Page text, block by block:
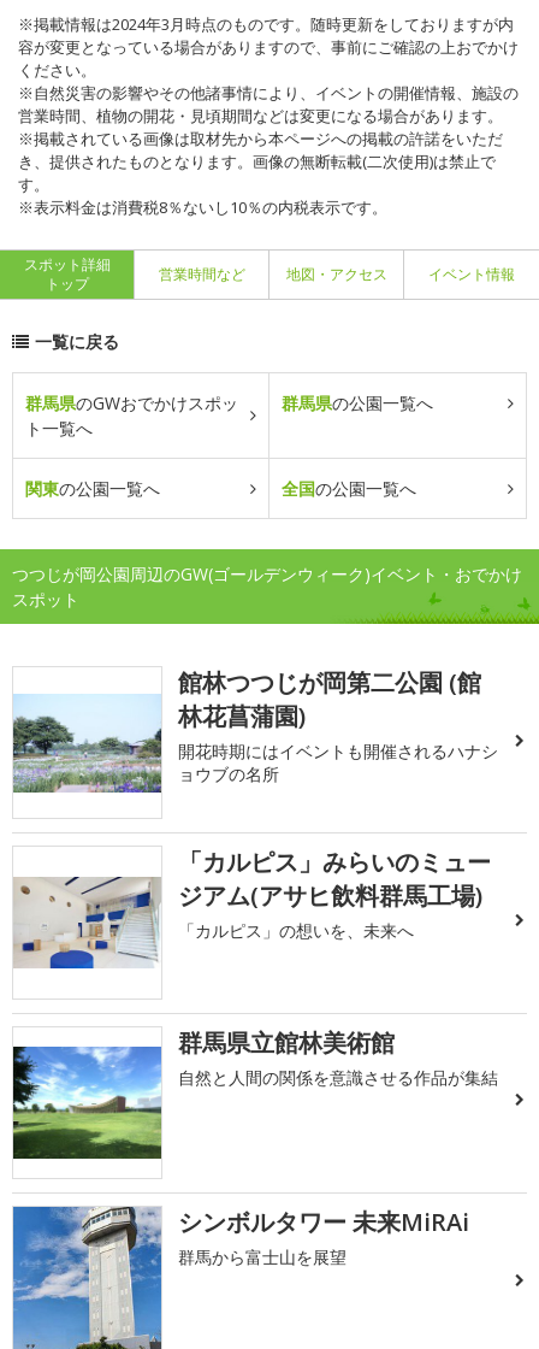
※掲載情報は2024年3月時点のものです。随時更新をしておりますが内
容が変更となっている場合がありますので、事前にご確認の上おでかけ
ください。
※自然災害の影響やその他諸事情により、イベントの開催情報、施設の
営業時間、植物の開花・見頃期間などは変更になる場合があります。
※掲載されている画像は取材先から本ページへの掲載の許諾をいただ
き、提供されたものとなります。画像の無断転載(二次使用)は禁止で
す。
※表示料金は消費税8％ないし10％の内税表示です。
スポット詳細
トップ
営業時間など 地図・アクセス イベント情報
一覧に戻る
群馬県のGWおでかけスポッ
ト一覧へ
群馬県の公園一覧へ
関東の公園一覧へ 全国の公園一覧へ
つつじが岡公園周辺のGW(ゴールデンウィーク)イベント・おでかけ
スポット
館林つつじが岡第二公園 (館
林花菖蒲園)
開花時期にはイベントも開催されるハナシ
ョウブの名所
「カルピス」みらいのミュー
ジアム(アサヒ飲料群馬工場)
「カルピス」の想いを、未来へ
群馬県立館林美術館
自然と人間の関係を意識させる作品が集結
シンボルタワー 未来MiRAi
群馬から富士山を展望